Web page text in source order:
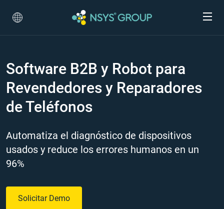
Software B2B y Robot para
Revendedores y Reparadores
de Teléfonos
Automatiza el diagnóstico de dispositivos
usados y reduce los errores humanos en un
96%
Solicitar Demo